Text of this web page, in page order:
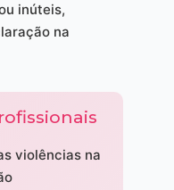
inúteis,
na
violências na